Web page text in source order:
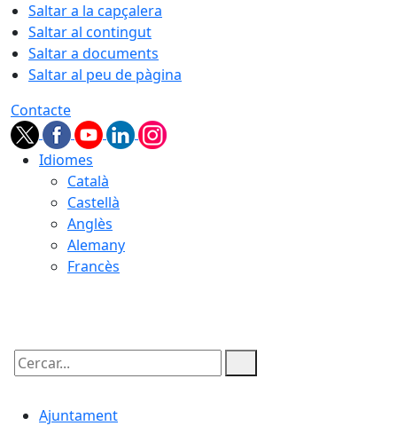
Saltar a la capçalera
Saltar al contingut
Saltar a documents
Saltar al peu de pàgina
Contacte
Idiomes
Català
Castellà
Anglès
Alemany
Francès
Cercar:
Ajuntament